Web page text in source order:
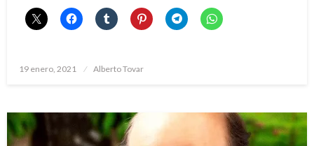
Publicado
19 enero, 2021 Alberto Tovar